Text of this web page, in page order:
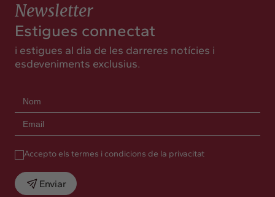
Newsletter
Estigues connectat
i estigues al dia de les darreres notícies i
esdeveniments exclusius.
Accepto els termes i condicions de la privacitat
Enviar